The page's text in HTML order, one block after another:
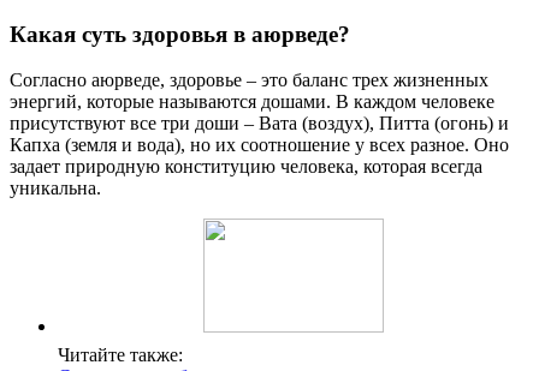
Какая суть здоровья в аюрведе?
Согласно аюрведе, здоровье – это баланс трех жизненных
энергий, которые называются дошами. В каждом человеке
присутствуют все три доши – Вата (воздух), Питта (огонь) и
Капха (земля и вода), но их соотношение у всех разное. Оно
задает природную конституцию человека, которая всегда
уникальна.
Читайте также: